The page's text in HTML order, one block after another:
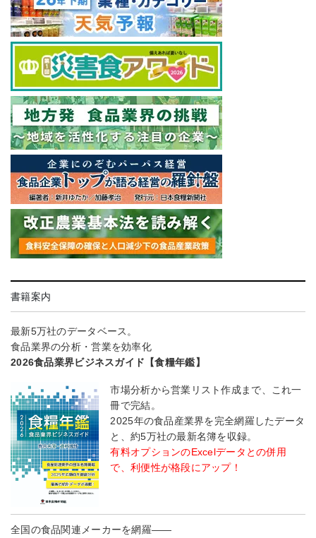
書籍案内
最新5万社のデータベース。
食品業界の分析・営業を効率化
2026食品業界ビジネスガイド【食糧年鑑】
市場分析から営業リスト作成まで、これ一
冊で完結。
2025年の食品産業界を完全網羅したデータ
と、約5万社の最新名簿を収録。
有料オプションのExcelデータとの併用
で、利便性が格段にアップ！
全国の食品関連メーカーを網羅――